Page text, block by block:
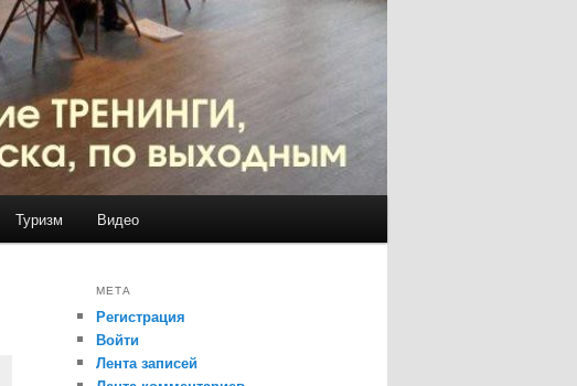
Туризм Видео
МЕТА
Регистрация
Войти
Лента записей